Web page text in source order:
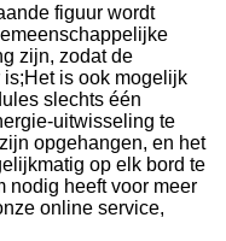
figuur wordt
zijn, zodat de
is ook mogelijk
slechts één
uitwisseling te
opgehangen, en het
op elk bord te
nodig heeft voor meer
online service,